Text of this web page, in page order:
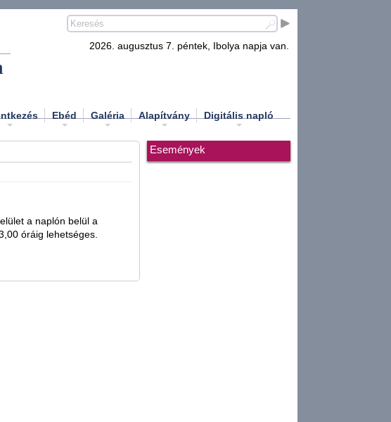
2026. augusztus 7. péntek, Ibolya napja van.
Ebéd Galéria Alapítvány Digitális napló
a naplón belül a
óráig lehetséges.
Események